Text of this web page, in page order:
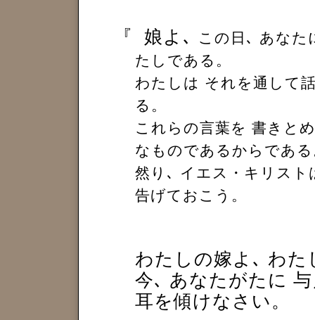
『 娘よ､
この日､ あなた
たしである。
わたしは それを通して
る。
これらの言葉を 書きと
なものであるからであ
然り､ イエス・キリス
告げておこう。
わたしの嫁よ､ わた
今､ あなたがたに
耳を傾けなさい。